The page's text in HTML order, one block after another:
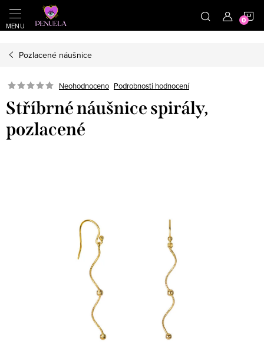
https://cz.pinterest.com/shoppenuela/
Přejít na obsah
Pozlacené náušnice
Neohodnoceno Podrobnosti hodnocení
Stříbrné náušnice spirály,
pozlacené